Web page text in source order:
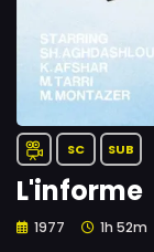
SC SUB
L'informe
1977 1h 52m